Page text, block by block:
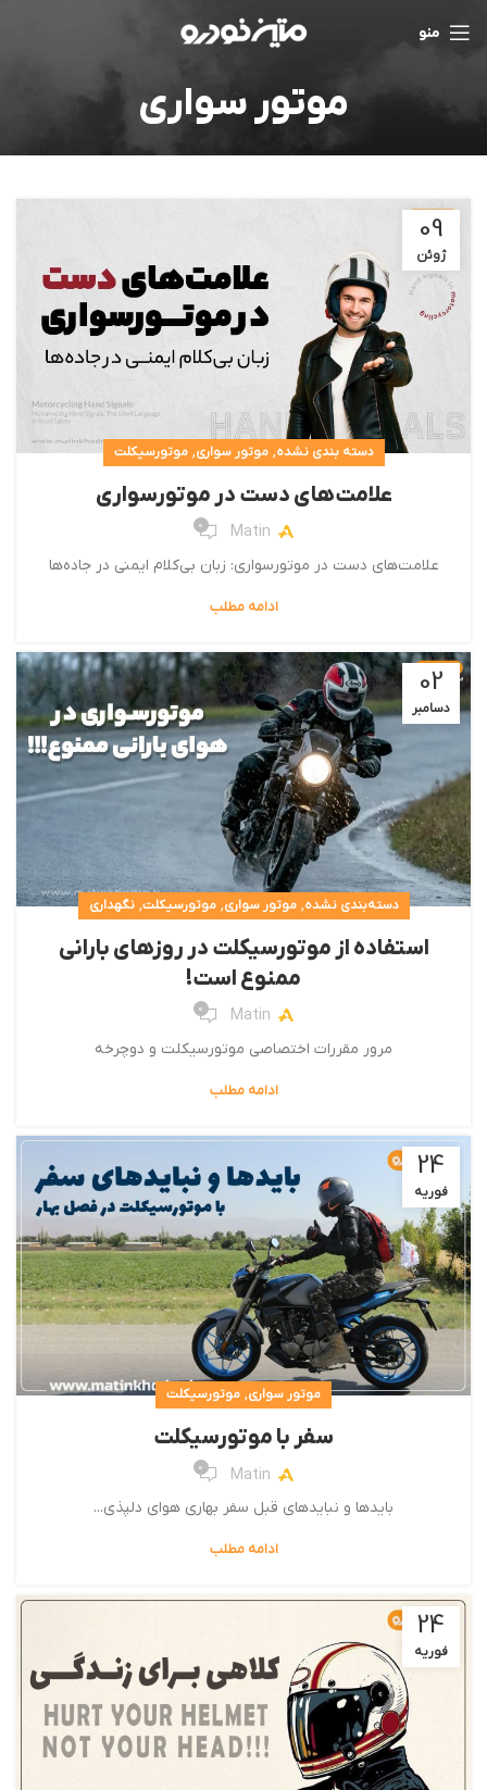
منو
موتور سواری
09
ژوئن
دسته بندی نشده,موتور سواری,موتورسیکلت
علامت‌های دست در موتورسواری
Matin
0
علامت‌های دست در موتورسواری: زبان بی‌کلام ایمنی در جاده‌ها
ادامه مطلب
02
دسامبر
دسته‌بندی نشده,موتور سواری,موتورسیکلت,نگهداری
استفاده از موتورسیکلت در روزهای بارانی
ممنوع است!
Matin
0
مرور مقررات اختصاصی موتورسیکلت و دو‌چرخه
ادامه مطلب
24
فوریه
موتور سواری, موتورسیکلت
سفر با موتورسیکلت
Matin
0
بایدها و نبایدهای قبل سفر بهاری هوای دلپذی...
ادامه مطلب
24
فوریه